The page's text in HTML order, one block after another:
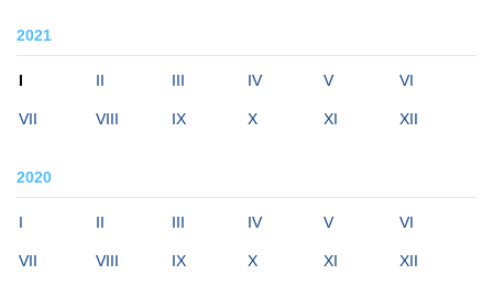
2021
I II III IV V VI
VII VIII IX X XI XII
2020
I II III IV V VI
VII VIII IX X XI XII